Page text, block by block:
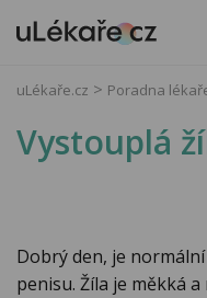
uLékaře.cz Poradna
Vystouplá
Dobrý den, je
penisu. Žíla je měkká